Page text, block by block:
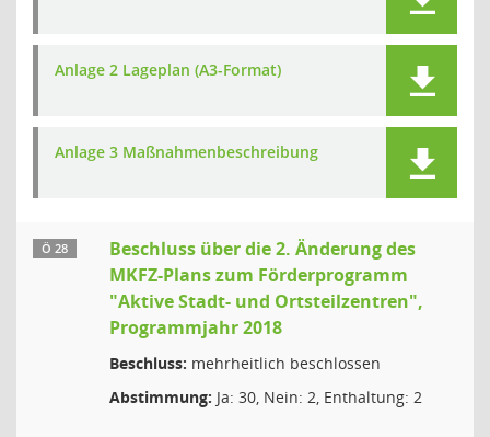
Anlage 2 Lageplan (A3-Format)
Anlage 3 Maßnahmenbeschreibung
Ö 28
Beschluss über die 2. Änderung des
MKFZ-Plans zum Förderprogramm
"Aktive Stadt- und Ortsteilzentren",
Programmjahr 2018
Beschluss: mehrheitlich beschlossen
Abstimmung: Ja: 30, Nein: 2, Enthaltung: 2